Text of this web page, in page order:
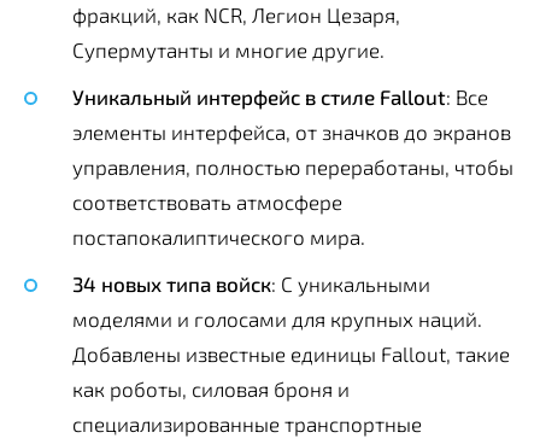
фракций, как NCR, Легион Цезаря,
Супермутанты и многие другие.
Уникальный интерфейс в стиле Fallout: Все
элементы интерфейса, от значков до экранов
управления, полностью переработаны, чтобы
соответствовать атмосфере
постапокалиптического мира.
34 новых типа войск: С уникальными
моделями и голосами для крупных наций.
Добавлены известные единицы Fallout, такие
как роботы, силовая броня и
специализированные транспортные